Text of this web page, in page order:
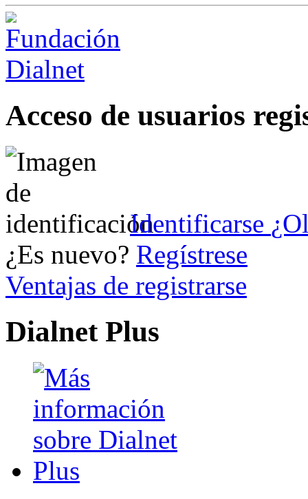
Acceso de usuarios
Identificarse
¿Es nuevo? Regístrese
Ventajas de registrarse
Dialnet Plus